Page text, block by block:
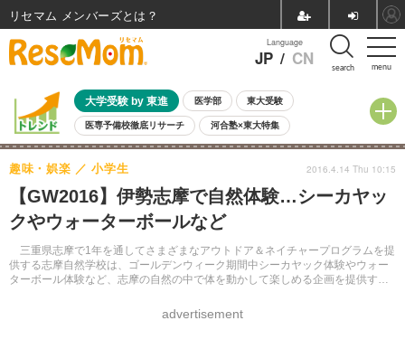
menu
Language
JP / CN search
大学受験 by 東進 医学部 東大受験
医専予備校徹底リサーチ 河合塾×東大特集
親子で考える大学選び 高校受験 中学受験 小学校受験
共通テスト 夏休み
8月開催イベント・WS 全国公立高校 過去問 人気記事
自由研究教材（小学生向け） 自由研究教材（中学生向け）
【GW2016】伊勢志摩で自然体験…シーカヤッ
クやウォーターボールなど
三重県志摩で1年を通してさまざまなアウトドア＆ネイチャープログラムを提
供する志摩自然学校は、ゴールデンウィーク期間中シーカヤック体験やウォー
ターボール体験など、志摩の自然の中で体を動かして楽しめる企画を提供す
趣味・娯楽 小学生
advertisement
2016.4.14 Thu 10:15
リセマム メンバーズ